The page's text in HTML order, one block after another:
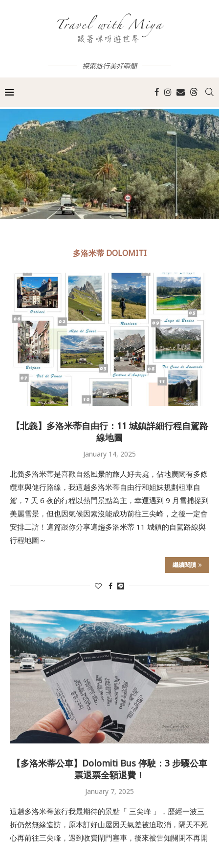
探索旅行美好瞬間
多洛米蒂 DOLOMITI
【北義】多洛米蒂自由行：11 城鎮詳細行程自駕路
線地圖
January 14, 2025
北義多洛米蒂是喜歡自然風景的旅人好去處，佔地廣闊有多條
纜車與健行路線，我這趟多洛米蒂自由行和姐妹規劃租車自
駕，7 天 6 夜的行程以熱門景點為主，幸運遇到 9 月雪捕捉到
美麗雪景，但也因氣候因素沒能成功前往三尖峰，之後一定會
安排二訪！這篇跟你分享這趟多洛米蒂 11 城鎮的自駕路線與
行程地圖～
繼續閱讀
【多洛米蒂公車】Dolomiti Bus 停駛：3 步驟公車
票退票全額退費！
January 7, 2025
這趟多洛米蒂旅行我最期待的景點「 三尖峰 」，歷經一波三
折仍然無緣造訪，原本訂好山屋因天氣差被迫取消，隔天不死
心再前往三尖峰，遇到收費閘門塞車，後來被告知關閉不再開